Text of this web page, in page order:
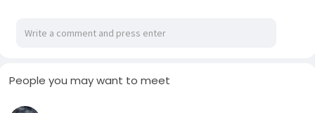
People you may want to meet